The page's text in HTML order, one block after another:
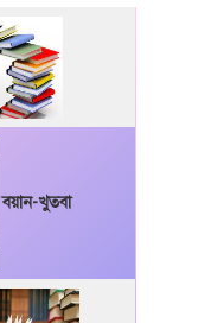
বয়ান-খুতবা